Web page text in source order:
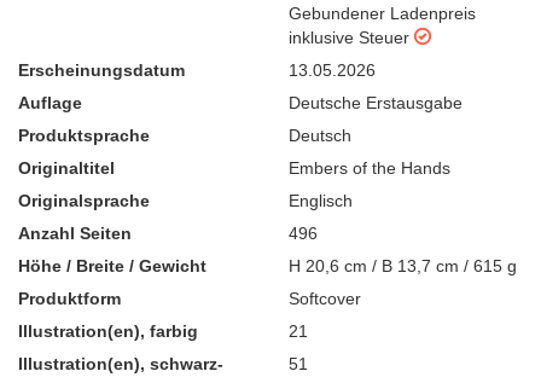
Gebundener Ladenpreis
inklusive Steuer
Erscheinungsdatum
13.05.2026
Auflage
Deutsche Erstausgabe
Produktsprache
Deutsch
Originaltitel
Embers of the Hands
Originalsprache
Englisch
Anzahl Seiten
496
Höhe / Breite / Gewicht
H 20,6 cm / B 13,7 cm / 615 g
Produktform
Softcover
Illustration(en), farbig
21
Illustration(en), schwarz-
51